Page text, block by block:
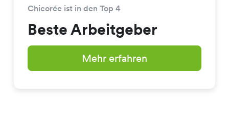
Chicorée ist in den Top 4
Beste Arbeitgeber
Mehr erfahren